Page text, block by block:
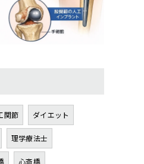
関節 ダイエット
理学療法士
心斎橋